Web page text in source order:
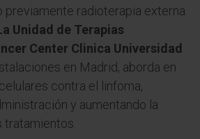
previamente radioterapia externa
Unidad de Terapias
Center Clinica Universidad
en Madrid, aborda en
contra el linfoma,
y aumentando la